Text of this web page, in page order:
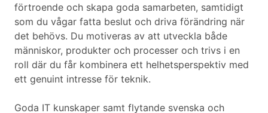
förtroende och skapa goda samarbeten, samtidigt
som du vågar fatta beslut och driva förändring när
det behövs. Du motiveras av att utveckla både
människor, produkter och processer och trivs i en
roll där du får kombinera ett helhetsperspektiv med
ett genuint intresse för teknik.
Goda IT kunskaper samt flytande svenska och